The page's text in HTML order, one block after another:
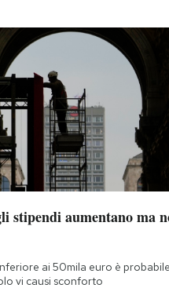
stipendi aumentano ma
ai 50mila euro è
vi causi sconforto